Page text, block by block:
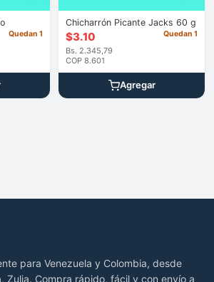
Quedan 1
Chicharrón Picante Jacks 60 g
$3.10
Bs. 2.345,79
COP 8.601
Quedan 1
Agregar
para Venezuela y Colombia, desde
Zulia. Compra rápido, fácil y con envío a